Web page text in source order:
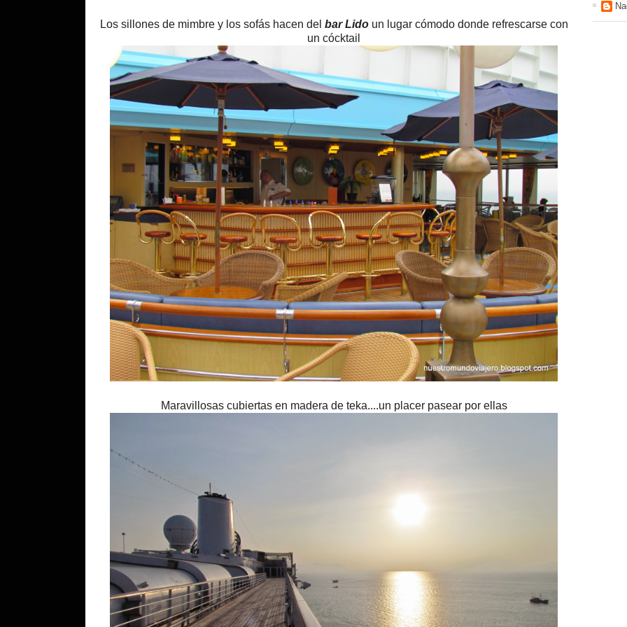
Los sillones de mimbre y los sofás hacen del bar Lidoun lugar cómodo donde refrescarse con
un cócktail
Maravillosas cubiertas en madera de teka....un placer pasear por ellas